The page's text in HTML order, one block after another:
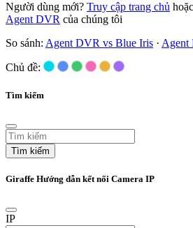
Người dùng mới? Truy cập trang chủ
Agent DVR của chúng tôi
So sánh: Agent DVR vs Blue Iris · Agent
Chủ đề:
Tìm kiếm
Tìm kiếm
Giraffe Hướng dẫn kết nối Camera IP
IP